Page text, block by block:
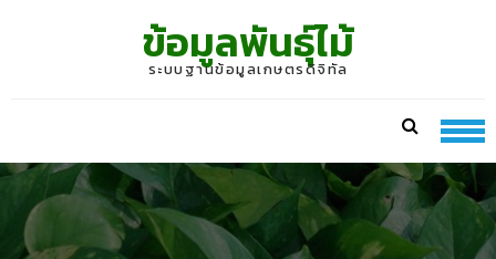
ข้อมูลพันธุ์ไม้
ระบบฐานข้อมูลเกษตรดิจิทัล